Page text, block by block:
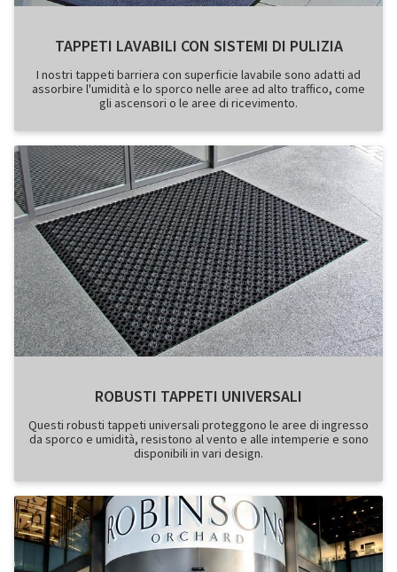
TAPPETI LAVABILI CON SISTEMI DI PULIZIA
I nostri tappeti barriera con superficie lavabile sono adatti ad
assorbire l'umidità e lo sporco nelle aree ad alto traffico, come
gli ascensori o le aree di ricevimento.
ROBUSTI TAPPETI UNIVERSALI
Questi robusti tappeti universali proteggono le aree di ingresso
da sporco e umidità, resistono al vento e alle intemperie e sono
disponibili in vari design.